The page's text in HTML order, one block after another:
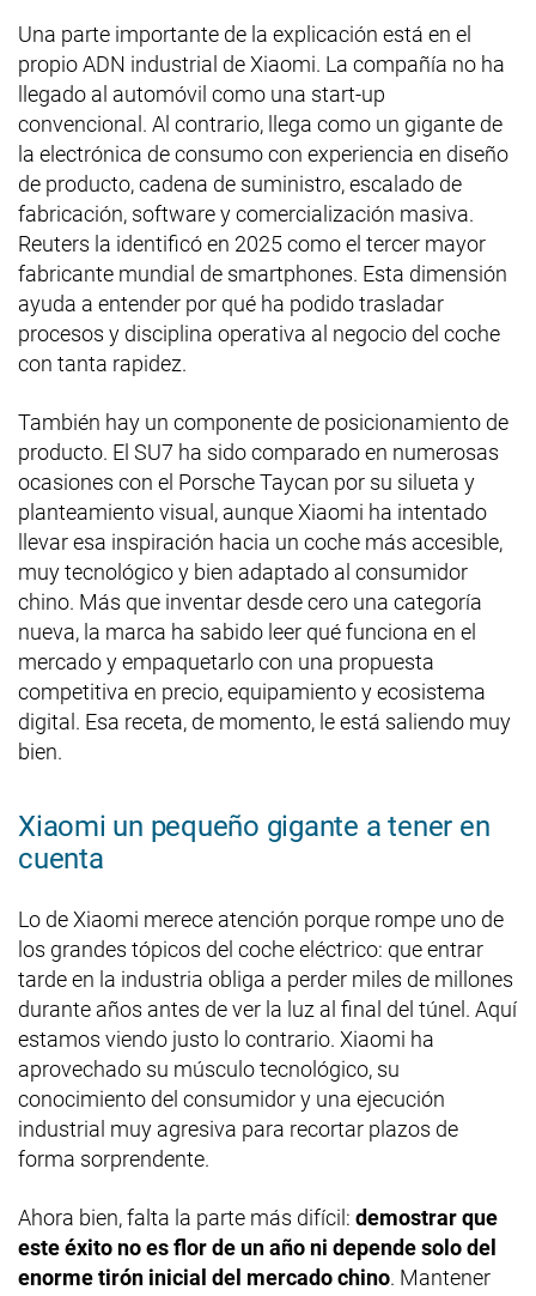
Una parte importante de la explicación está en el
propio ADN industrial de Xiaomi. La compañía no ha
llegado al automóvil como una start-up
convencional. Al contrario, llega como un gigante de
la electrónica de consumo con experiencia en diseño
de producto, cadena de suministro, escalado de
fabricación, software y comercialización masiva.
Reuters la identificó en 2025 como el tercer mayor
fabricante mundial de smartphones. Esta dimensión
ayuda a entender por qué ha podido trasladar
procesos y disciplina operativa al negocio del coche
con tanta rapidez.
También hay un componente de posicionamiento de
producto. El SU7 ha sido comparado en numerosas
ocasiones con el Porsche Taycan por su silueta y
planteamiento visual, aunque Xiaomi ha intentado
llevar esa inspiración hacia un coche más accesible,
muy tecnológico y bien adaptado al consumidor
chino. Más que inventar desde cero una categoría
nueva, la marca ha sabido leer qué funciona en el
mercado y empaquetarlo con una propuesta
competitiva en precio, equipamiento y ecosistema
digital. Esa receta, de momento, le está saliendo muy
bien.
Xiaomi un pequeño gigante a tener en
cuenta
Lo de Xiaomi merece atención porque rompe uno de
los grandes tópicos del coche eléctrico: que entrar
tarde en la industria obliga a perder miles de millones
durante años antes de ver la luz al final del túnel. Aquí
estamos viendo justo lo contrario. Xiaomi ha
aprovechado su músculo tecnológico, su
conocimiento del consumidor y una ejecución
industrial muy agresiva para recortar plazos de
forma sorprendente.
Ahora bien, falta la parte más difícil: demostrar que
este éxito no es flor de un año ni depende solo del
enorme tirón inicial del mercado chino. Mantener